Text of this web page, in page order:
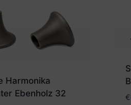
Harmonika
Ebenholz 32
€